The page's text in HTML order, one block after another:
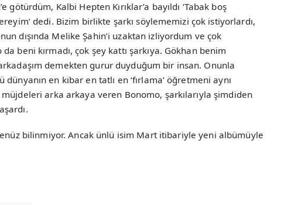
götürdüm, Kalbi Hepten Kırıklar’a bayıldı ‘Tabak boş
dedi. Bizim birlikte şarkı söylememizi çok istiyorlardı,
dışında Melike Şahin’i uzaktan izliyordum ve çok
beni kırmadı, çok şey kattı şarkıya. Gökhan benim
demekten gurur duyduğum bir insan. Onunla
en kibar en tatlı en ‘fırlama’ öğretmeni aynı
arka arkaya veren Bonomo, şarkılarıyla şimdiden
bilinmiyor. Ancak ünlü isim Mart itibariyle yeni albümüyle